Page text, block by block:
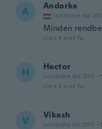
A Andorka
Iscrizione dal
Minden
circa 4 anni fa
H Hector
Iscrizione dal 2017 ·
circa 4 anni fa
V Vikash
Iscrizione dal 2017 ·